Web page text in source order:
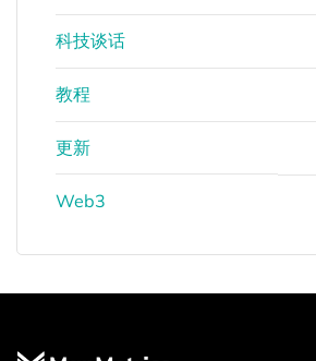
科技谈话
教程
更新
Web3